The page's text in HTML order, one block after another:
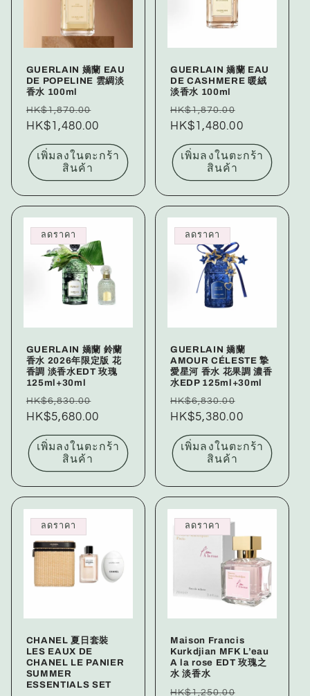
GUERLAIN 嬌蘭 EAU
DE POPELINE 雲綢淡
香水 100ml
ราคา
ปกติ
HK$1,870.00
โปรโมชัน
HK$1,480.00
เพิ่มลงในตะกร้า
สินค้า
GUERLAIN 嬌蘭 EAU
DE CASHMERE 暖絨
淡香水 100ml
ราคา
ปกติ
HK$1,870.00
โปรโมชัน
HK$1,480.00
เพิ่มลงในตะกร้า
สินค้า
ลดราคา
GUERLAIN 嬌蘭 鈴蘭
香水 2026年限定版 花
香調 淡香水EDT 玫瑰
125ml+30ml
ราคา
ปกติ
HK$6,830.00
โปรโมชัน
HK$5,680.00
เพิ่มลงในตะกร้า
สินค้า
ลดราคา
GUERLAIN 嬌蘭
AMOUR CÉLESTE 摯
愛星河 香水 花果調 濃香
水EDP 125ml+30ml
ราคา
ปกติ
HK$6,830.00
โปรโมชัน
HK$5,380.00
เพิ่มลงในตะกร้า
สินค้า
ลดราคา
CHANEL 夏日套裝
LES EAUX DE
CHANEL LE PANIER
SUMMER
ESSENTIALS SET
ลดราคา
Maison Francis
Kurkdjian MFK L’eau
A la rose EDT 玫瑰之
水 淡香水
ราคา
HK$1,250.00